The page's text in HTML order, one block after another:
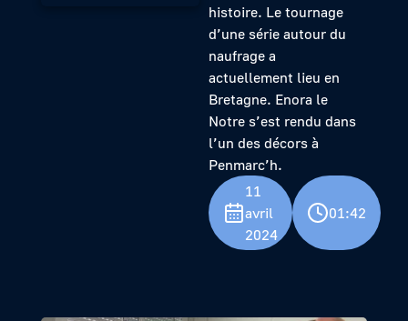
histoire. Le tournage
d’une série autour du
naufrage a
actuellement lieu en
Bretagne. Enora le
Notre s’est rendu dans
l’un des décors à
Penmarc’h.
11
avril
2024
01:42